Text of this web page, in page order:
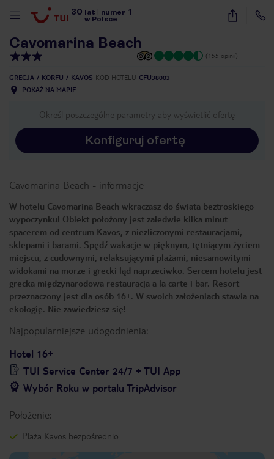
30 lat numer 1
w Polsce
26
Cavomarina Beach
(155 opinii)
GRECJA KORFU KAVOS KOD HOTELU CFU38003
POKAŻ NA MAPIE
Określ poszczególne parametry aby wyświetlić ofertę
Konfiguruj ofertę
Cavomarina Beach - informacje
W hotelu Cavomarina Beach wkraczasz do świata beztroskiego
wypoczynku! Obiekt położony jest zaledwie kilka minut
spacerem od centrum Kavos, z niezliczonymi restauracjami,
sklepami i barami. Spędź wakacje w pięknym, tętniącym życiem
miejscu, z cudownymi, relaksującymi plażami, niesamowitymi
widokami na morze i grecki ląd naprzeciwko. Sercem hotelu jest
grecka międzynarodowa restauracja a la carte i bar. Resort
przeznaczony jest dla osób 16+. W swoich założeniach stawia na
ekologię. Nie zawiedziesz się!
Najpopularniejsze udogodnienia:
Hotel 16+
TUI Service Center 24/7 + TUI App
Wybór Roku w portalu TripAdvisor
Położenie:
Plaża Kavos bezpośrednio